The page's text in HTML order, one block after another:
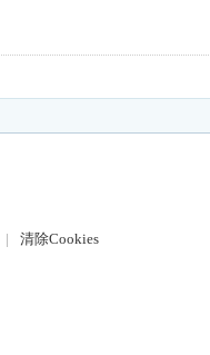
| 清除Cookies